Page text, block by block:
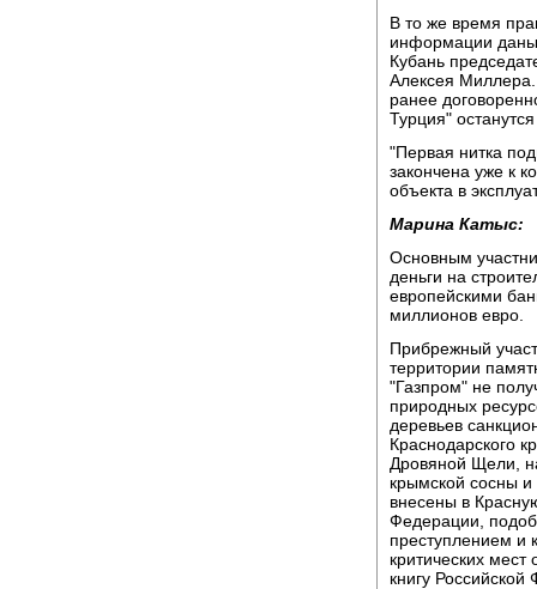
В то же время
информации даны
Кубань
Алексея Миллера.
ранее
Турция"
"Первая нитка
закончена уже к
объекта в
Марина Катыс:
Основным
деньги на
европейскими
миллионов евро.
Прибрежный
территории
"Газпром" не
природных
деревьев
Краснодарского
Дровяной Щели,
крымской сосны
внесены в
Федерации,
преступлением и
критических
книгу